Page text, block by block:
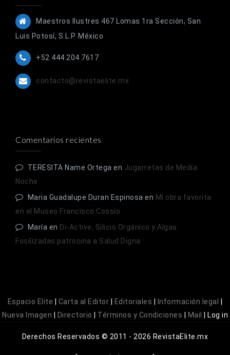
Maestros Ilustres 467 Lomas 1ra Sección, San
Luis Potosí, S.L.P. México
+52 444 204 7617
contacto@revistaelite.mx
Comentarios recientes
TERESITA Name Ortega en Jugarretas de Media
Noche
Maria Guadalupe Duran Espinosa en Mi obra favorita
en el Museo Francisco Cossío
María en Di-Active, Silicio Orgánico y Algas
Fosilizadas patrocina a Salud Digna
Espacio Elite Carta al Editor Editoriales Información legal
Nueva Imagen
Directorio Términos y Condiciones Mail Log in
Derechos Reservados © 2011 - 2026 RevistaElite.mx